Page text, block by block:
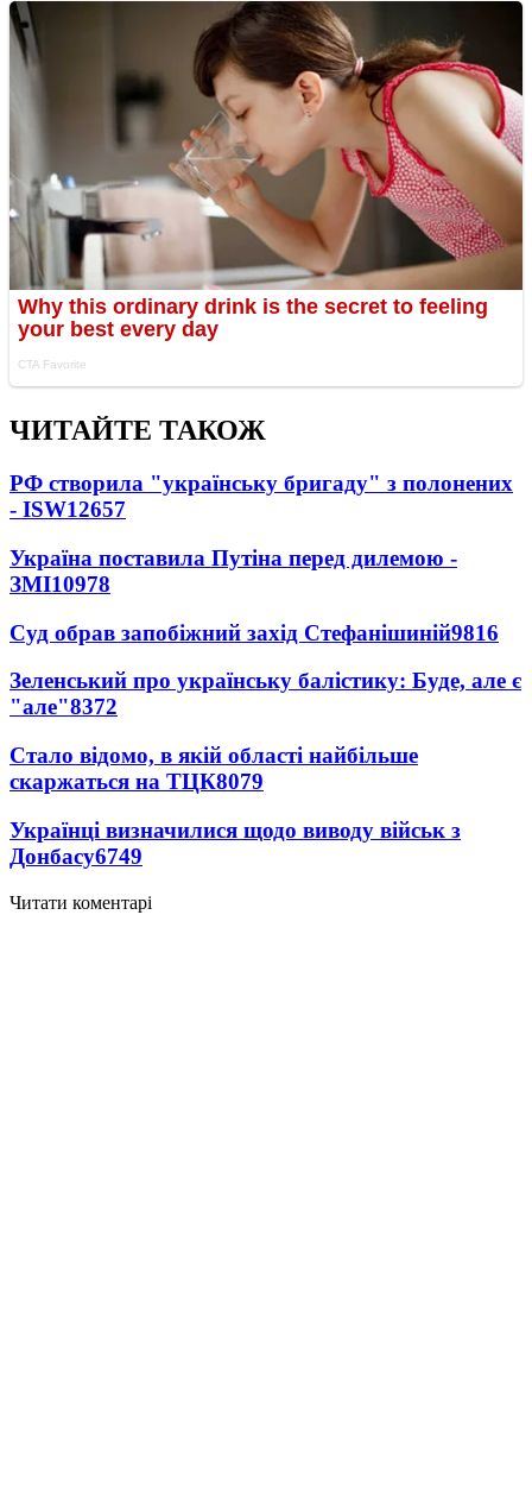
ЧИТАЙТЕ ТАКОЖ
РФ створила "українську бригаду" з полонених
- ISW12657
Україна поставила Путіна перед дилемою -
ЗМІ10978
Суд обрав запобіжний захід Стефанішиній9816
Зеленський про українську балістику: Буде, але є
"але"8372
Стало відомо, в якій області найбільше
скаржаться на ТЦК8079
Українці визначилися щодо виводу військ з
Донбасу6749
Читати коментарі